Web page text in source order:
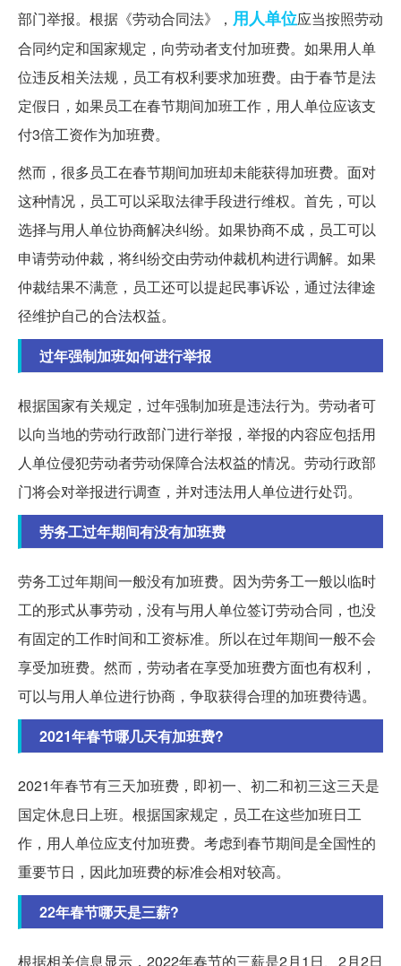
部门举报。根据《劳动合同法》， 用人单位应当按照劳动
合同约定和国家规定，向劳动者支付加班费。如果用人单
位违反相关法规，员工有权利要求加班费。由于春节是法
定假日，如果员工在春节期间加班工作，用人单位应该支
付3倍工资作为加班费。
然而，很多员工在春节期间加班却未能获得加班费。面对
这种情况，员工可以采取法律手段进行维权。首先，可以
选择与用人单位协商解决纠纷。如果协商不成，员工可以
申请劳动仲裁，将纠纷交由劳动仲裁机构进行调解。如果
仲裁结果不满意，员工还可以提起民事诉讼，通过法律途
径维护自己的合法权益。
过年强制加班如何进行举报
根据国家有关规定，过年强制加班是违法行为。劳动者可
以向当地的劳动行政部门进行举报，举报的内容应包括用
人单位侵犯劳动者劳动保障合法权益的情况。劳动行政部
门将会对举报进行调查，并对违法用人单位进行处罚。
劳务工过年期间有没有加班费
劳务工过年期间一般没有加班费。因为劳务工一般以临时
工的形式从事劳动，没有与用人单位签订劳动合同，也没
有固定的工作时间和工资标准。所以在过年期间一般不会
享受加班费。然而，劳动者在享受加班费方面也有权利，
可以与用人单位进行协商，争取获得合理的加班费待遇。
2021年春节哪几天有加班费?
2021年春节有三天加班费，即初一、初二和初三这三天是
国定休息日上班。根据国家规定，员工在这些加班日工
作，用人单位应支付加班费。考虑到春节期间是全国性的
重要节日，因此加班费的标准会相对较高。
22年春节哪天是三薪?
根据相关信息显示，2022年春节的三薪是2月1日、2月2日